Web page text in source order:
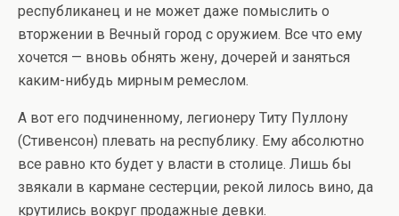
республиканец и не может даже помыслить о
вторжении в Вечный город с оружием. Все что ему
хочется — вновь обнять жену, дочерей и заняться
каким-нибудь мирным ремеслом.
А вот его подчиненному, легионеру Титу Пуллону
(Стивенсон) плевать на республику. Ему абсолютно
все равно кто будет у власти в столице. Лишь бы
звякали в кармане сестерции, рекой лилось вино, да
крутились вокруг продажные девки.